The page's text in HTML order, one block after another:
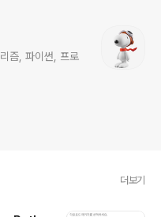
즘, 파이썬, 프로
더보기